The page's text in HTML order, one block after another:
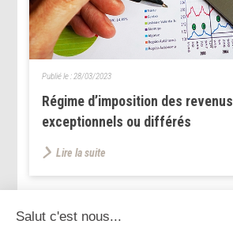
Régime d’imposition des revenus
exceptionnels ou différés
Publié le : 28/03/2023
Lire la suite
<< < ... 15